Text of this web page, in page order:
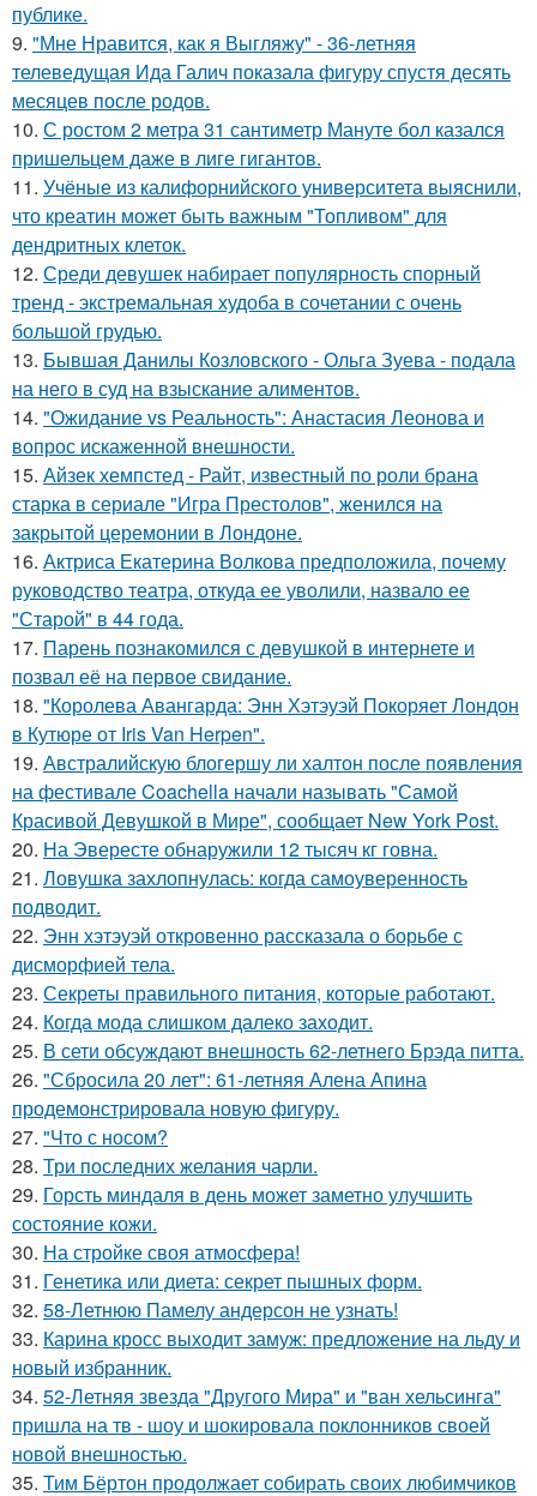
публике.
9. "Мне Нравится, как я Выгляжу" - 36-летняя
телеведущая Ида Галич показала фигуру спустя десять
месяцев после родов.
10. С ростом 2 метра 31 сантиметр Мануте бол казался
пришельцем даже в лиге гигантов.
11. Учёные из калифорнийского университета выяснили,
что креатин может быть важным "Топливом" для
дендритных клеток.
12. Среди девушек набирает популярность спорный
тренд - экстремальная худоба в сочетании с очень
большой грудью.
13. Бывшая Данилы Козловского - Ольга Зуева - подала
на него в суд на взыскание алиментов.
14. "Ожидание vs Реальность": Анастасия Леонова и
вопрос искаженной внешности.
15. Айзек хемпстед - Райт, известный по роли брана
старка в сериале "Игра Престолов", женился на
закрытой церемонии в Лондоне.
16. Актриса Екатерина Волкова предположила, почему
руководство театра, откуда ее уволили, назвало ее
"Старой" в 44 года.
17. Парень познакомился с девушкой в интернете и
позвал её на первое свидание.
18. "Королева Авангарда: Энн Хэтэуэй Покоряет Лондон
в Кутюре от Iris Van Herpen".
19. Австралийскую блогершу ли халтон после появления
на фестивале Coachella начали называть "Самой
Красивой Девушкой в Мире", сообщает New York Post.
20. На Эвересте обнаружили 12 тысяч кг говна.
21. Ловушка захлопнулась: когда самоуверенность
подводит.
22. Энн хэтэуэй откровенно рассказала о борьбе с
дисморфией тела.
23. Секреты правильного питания, которые работают.
24. Когда мода слишком далеко заходит.
25. В сети обсуждают внешность 62-летнего Брэда питта.
26. "Сбросила 20 лет": 61-летняя Алена Апина
продемонстрировала новую фигуру.
27. "Что с носом?
28. Три последних желания чарли.
29. Горсть миндаля в день может заметно улучшить
состояние кожи.
30. На стройке своя атмосфера!
31. Генетика или диета: секрет пышных форм.
32. 58-Летнюю Памелу андерсон не узнать!
33. Карина кросс выходит замуж: предложение на льду и
новый избранник.
34. 52-Летняя звезда "Другого Мира" и "ван хельсинга"
пришла на тв - шоу и шокировала поклонников своей
новой внешностью.
35. Тим Бёртон продолжает собирать своих любимчиков